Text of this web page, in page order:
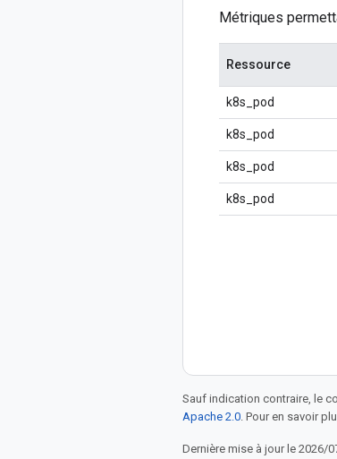
Métriques
Ressource
k8s_pod
k8s_pod
k8s_pod
k8s_pod
Sauf indication contraire, le
Apache 2.0. Pour en savoir
Dernière mise à jour le 2026/